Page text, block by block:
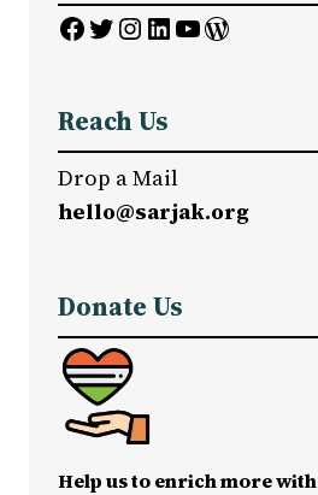
Facebook Twitter InstagramLinkedIn YouTube WordPress
Reach Us
Drop a Mail
hello@sarjak.org
Donate Us
Help us to enrich more with